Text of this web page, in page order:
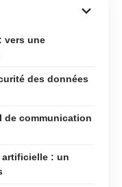
vers une
des données
de communication
artificielle : un